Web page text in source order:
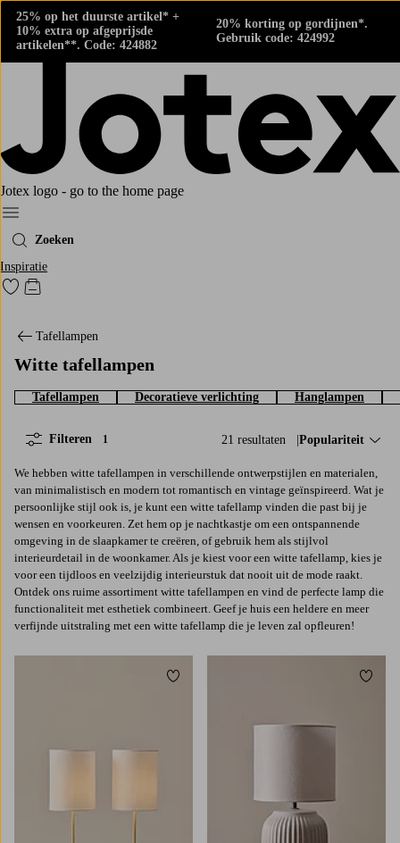
25% op het duurste artikel* +
10% extra op afgeprijsde
artikelen**. Code: 424882
20% korting op gordijnen*.
Gebruik code: 424992
Jotex logo - go to the home page
Menu
Zoeken
Inspiratie
Ga naar favoriet gemarkeerde producten
Go to checkout
Tafellampen
Witte tafellampen
Tafellampen Decoratieve verlichting Hanglampen
21 resultaten Sorteer op:
Populariteit
Filteren 1
We hebben witte tafellampen in verschillende ontwerpstijlen en materialen,
van minimalistisch en modern tot romantisch en vintage geïnspireerd. Wat je
persoonlijke stijl ook is, je kunt een witte tafellamp vinden die past bij je
wensen en voorkeuren. Zet hem op je nachtkastje om een ontspannende
omgeving in de slaapkamer te creëren, of gebruik hem als stijlvol
interieurdetail in de woonkamer. Als je kiest voor een witte tafellamp, kies je
voor een tijdloos en veelzijdig interieurstuk dat nooit uit de mode raakt.
Ontdek ons ruime assortiment witte tafellampen en vind de perfecte lamp die
functionaliteit met esthetiek combineert. Geef je huis een heldere en meer
verfijnde uitstraling met een witte tafellamp die je leven zal opfleuren!
Toevoegen aan favorieten